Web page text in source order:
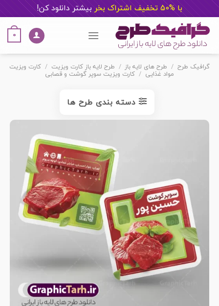
با %50 تخفیف اشتراک بخر بیشتر دانلود کن!
content
0
گرافیک طرح / طرح های لایه باز / طرح لایه باز کارت ویزیت / کارت ویزیت
مواد غذایی / کارت ویزیت سوپر گوشت و قصابی
دسته بندی طرح ها